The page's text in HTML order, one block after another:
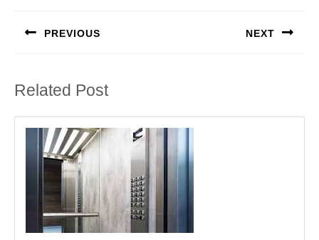
PREVIOUS NEXT
Related Post